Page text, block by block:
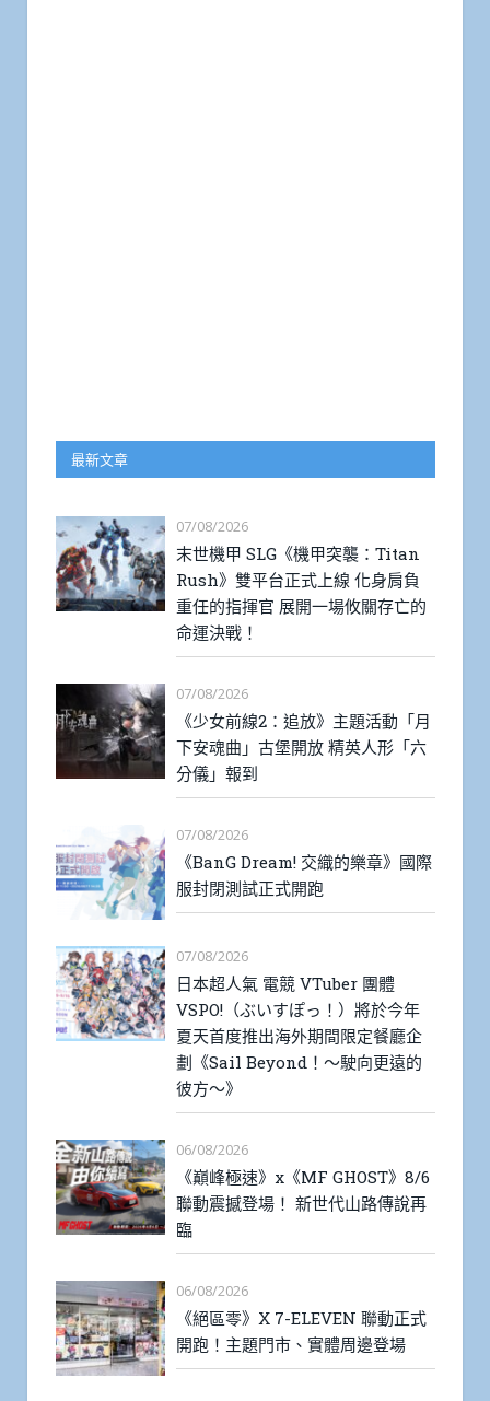
最新文章
07/08/2026
末世機甲 SLG《機甲突襲：Titan
Rush》雙平台正式上線 化身肩負
重任的指揮官 展開一場攸關存亡的
命運決戰！
07/08/2026
《少女前線2：追放》主題活動「月
下安魂曲」古堡開放 精英人形「六
分儀」報到
07/08/2026
《BanG Dream! 交織的樂章》國際
服封閉測試正式開跑
07/08/2026
日本超人氣 電競 VTuber 團體
VSPO!（ぶいすぽっ！）將於今年
夏天首度推出海外期間限定餐廳企
劃《Sail Beyond！～駛向更遠的
彼方～》
06/08/2026
《巔峰極速》x《MF GHOST》8/6
聯動震撼登場！ 新世代山路傳說再
臨
06/08/2026
《絕區零》X 7-ELEVEN 聯動正式
開跑！主題門市、實體周邊登場